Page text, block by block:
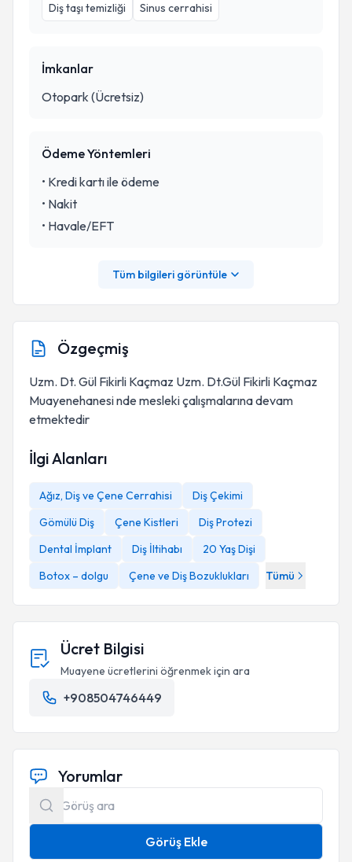
Diş taşı temizliği
Sinus cerrahisi
İmkanlar
Otopark (Ücretsiz)
Ödeme Yöntemleri
• Kredi kartı ile ödeme
• Nakit
• Havale/EFT
Tüm bilgileri görüntüle
Özgeçmiş
Uzm. Dt. Gül Fikirli Kaçmaz Uzm. Dt.Gül Fikirli Kaçmaz
Muayenehanesi nde mesleki çalışmalarına devam
etmektedir
İlgi Alanları
Ağız, Diş ve Çene Cerrahisi
Diş Çekimi
Gömülü Diş
Çene Kistleri
Diş Protezi
Dental İmplant
Diş İltihabı
20 Yaş Dişi
Botox – dolgu
Çene ve Diş Bozuklukları Tümü
Ücret Bilgisi
Muayene ücretlerini öğrenmek için ara
+908504746449
Yorumlar
Görüş Ekle